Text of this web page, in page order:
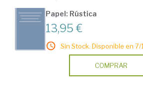
Papel: Rústica
13,95 €
Sin Stock. Disponible en 7/
COMPRAR